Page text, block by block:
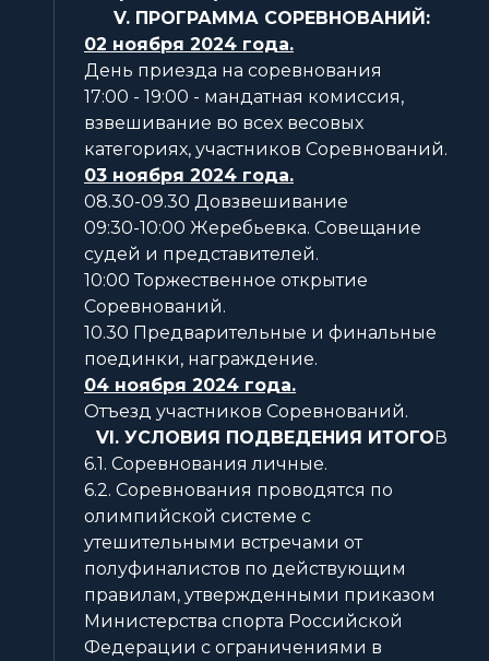
V. ПРОГРАММА СОРЕВНОВАНИЙ:
02 ноября 2024 года.
День приезда на соревнования
17:00 - 19:00 - мандатная комиссия,
взвешивание во всех весовых
категориях, участников Соревнований.
03 ноября 2024 года.
08.30-09.30 Довзвешивание
09:30-10:00 Жеребьевка. Совещание
судей и представителей.
10:00 Торжественное открытие
Соревнований.
10.30 Предварительные и финальные
поединки, награждение.
04 ноября 2024 года.
Отъезд участников Соревнований.
VI. УСЛОВИЯ ПОДВЕДЕНИЯ ИТОГОВ
6.1. Соревнования личные.
6.2. Соревнования проводятся по
олимпийской системе с
утешительными встречами от
полуфиналистов по действующим
правилам, утвержденными приказом
Министерства спорта Российской
Федерации с ограничениями в